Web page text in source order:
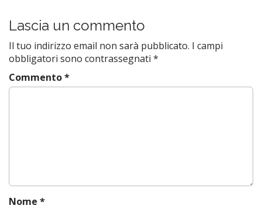
s
t
n
a
v
n
Lascia un commento
Il tuo indirizzo email non sarà pubblicato. I campi
obbligatori sono contrassegnati *
Commento*
Nome *